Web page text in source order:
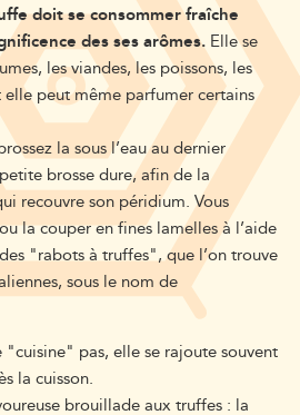
doit se consommer fraîche
des ses arômes.Elle se
les viandes, les poissons, les
peut même parfumer certains
la sous l’eau au dernier
brosse dure, afin de la
recouvre son péridium. Vous
la couper en fines lamelles à l’aide
"rabots à truffes", que l’on trouve
sous le nom de
pas, elle se rajoute souvent
la cuisson.
brouillade aux truffes : la